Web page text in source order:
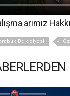
Belediyesi